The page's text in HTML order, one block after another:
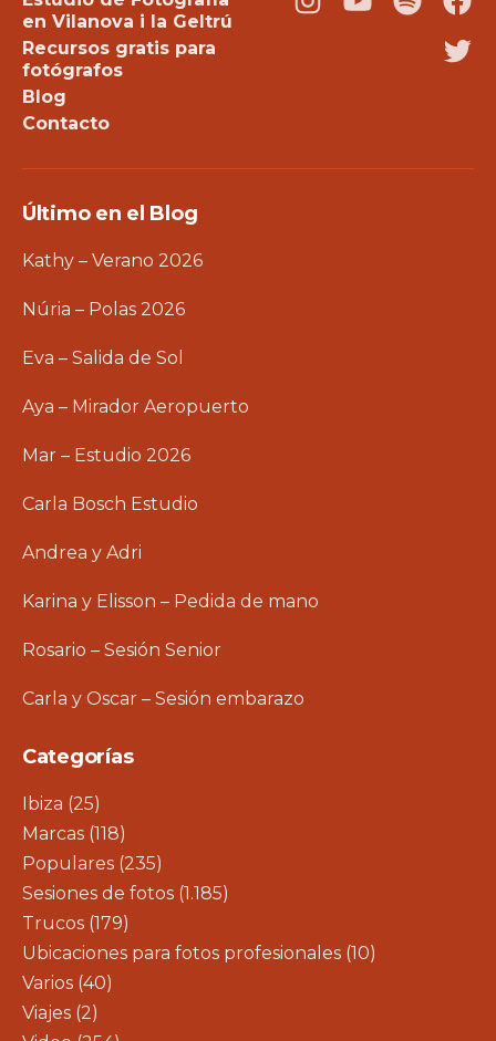
en Vilanova i la Geltrú
Recursos gratis para
fotógrafos
Blog
Contacto
Instagram
YoutubePodcast
Último en el Blog
Kathy – Verano 2026
Núria – Polas 2026
Eva – Salida de Sol
Aya – Mirador Aeropuerto
Mar – Estudio 2026
Carla Bosch Estudio
Andrea y Adri
Karina y Elisson – Pedida de mano
Rosario – Sesión Senior
Carla y Oscar – Sesión embarazo
Categorías
Ibiza (25)
Marcas (118)
Populares (235)
Sesiones de fotos (1.185)
Trucos (179)
Ubicaciones para fotos profesionales (10)
Varios (40)
Viajes (2)